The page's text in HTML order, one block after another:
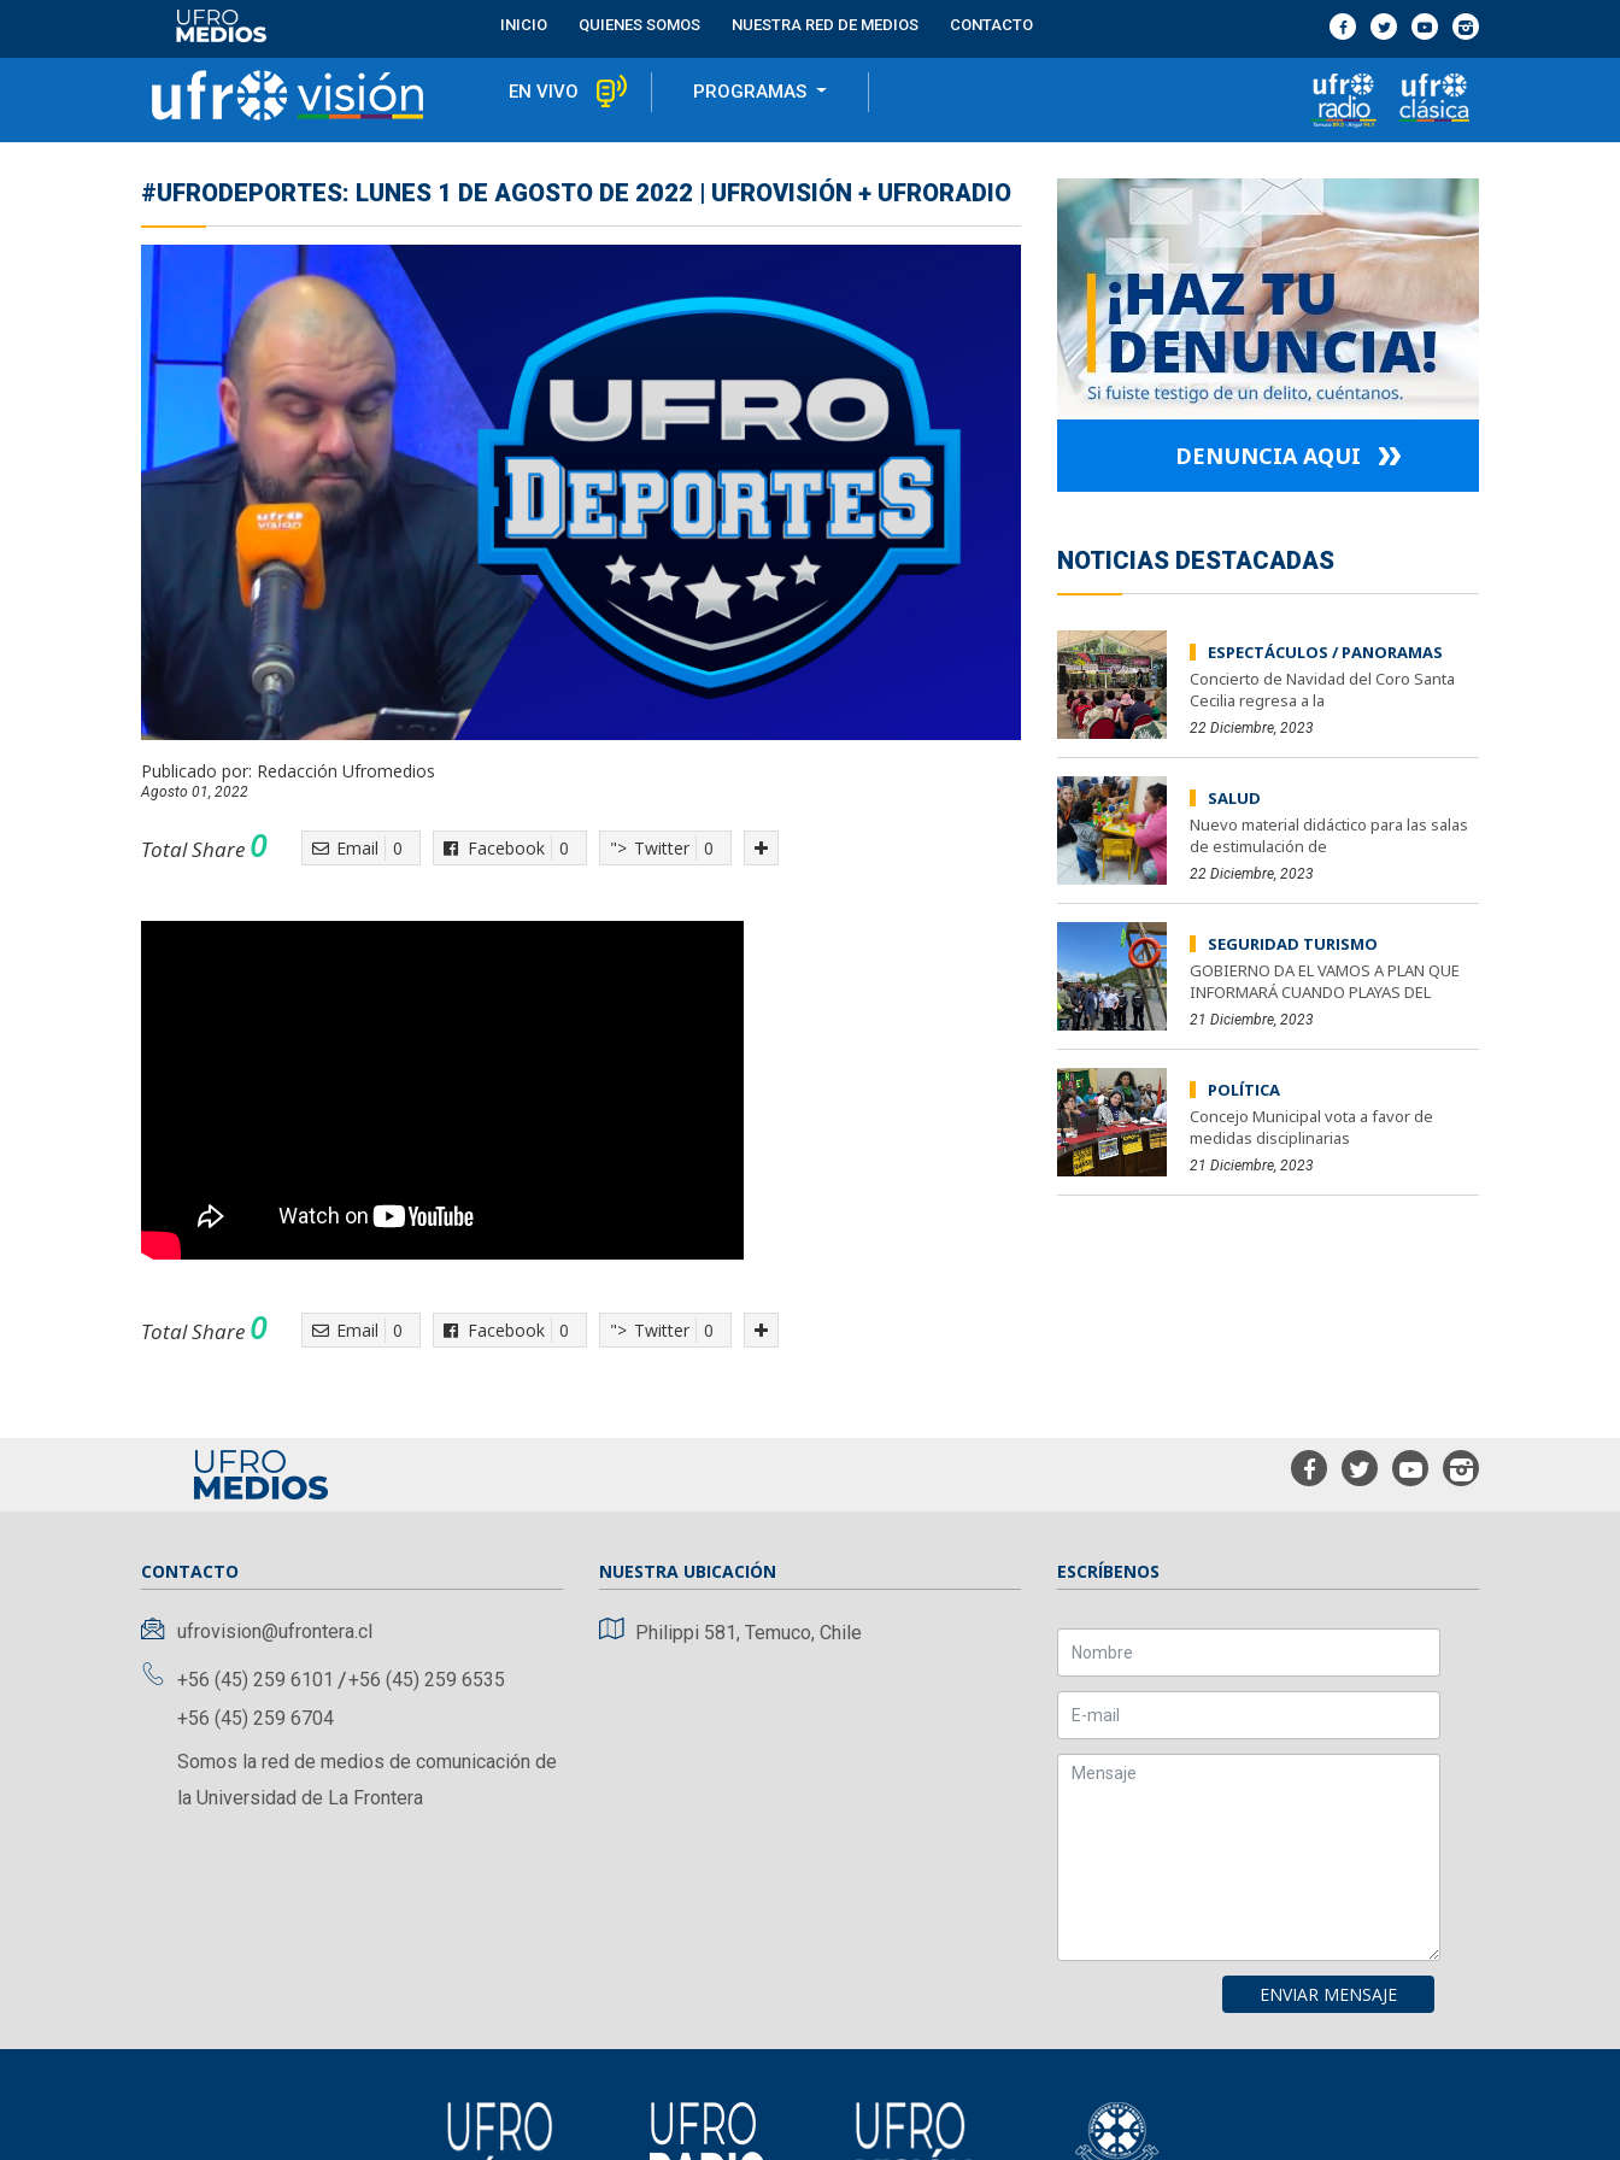
INICIO QUIENES SOMOS NUESTRA RED DE MEDIOS CONTACTO
EN VIVO PROGRAMAS
#UFRODEPORTES: LUNES 1 DE AGOSTO DE 2022 | UFROVISIÓN + UFRORADIO
Publicado por: Redacción Ufromedios
Agosto 01, 2022
Total Share 0 Email 0 Facebook 0 "> Twitter 0
DENUNCIA AQUI
NOTICIAS DESTACADAS
ESPECTÁCULOS / PANORAMAS
Concierto de Navidad del Coro Santa
Cecilia regresa a la
22 Diciembre, 2023
SALUD
Nuevo material didáctico para las salas
de estimulación de
22 Diciembre, 2023
SEGURIDAD TURISMO
GOBIERNO DA EL VAMOS A PLAN QUE
INFORMARÁ CUANDO PLAYAS DEL
21 Diciembre, 2023
POLÍTICA
Concejo Municipal vota a favor de
medidas disciplinarias
21 Diciembre, 2023
Total Share 0 Email 0 Facebook 0 "> Twitter 0
CONTACTO
ufrovision@ufrontera.cl
+56 (45) 259 6101
+56 (45) 259 6535
+56 (45) 259 6704
Somos la red de medios de comunicación de
la Universidad de La Frontera
NUESTRA UBICACIÓN
Philippi 581, Temuco, Chile
ESCRÍBENOS